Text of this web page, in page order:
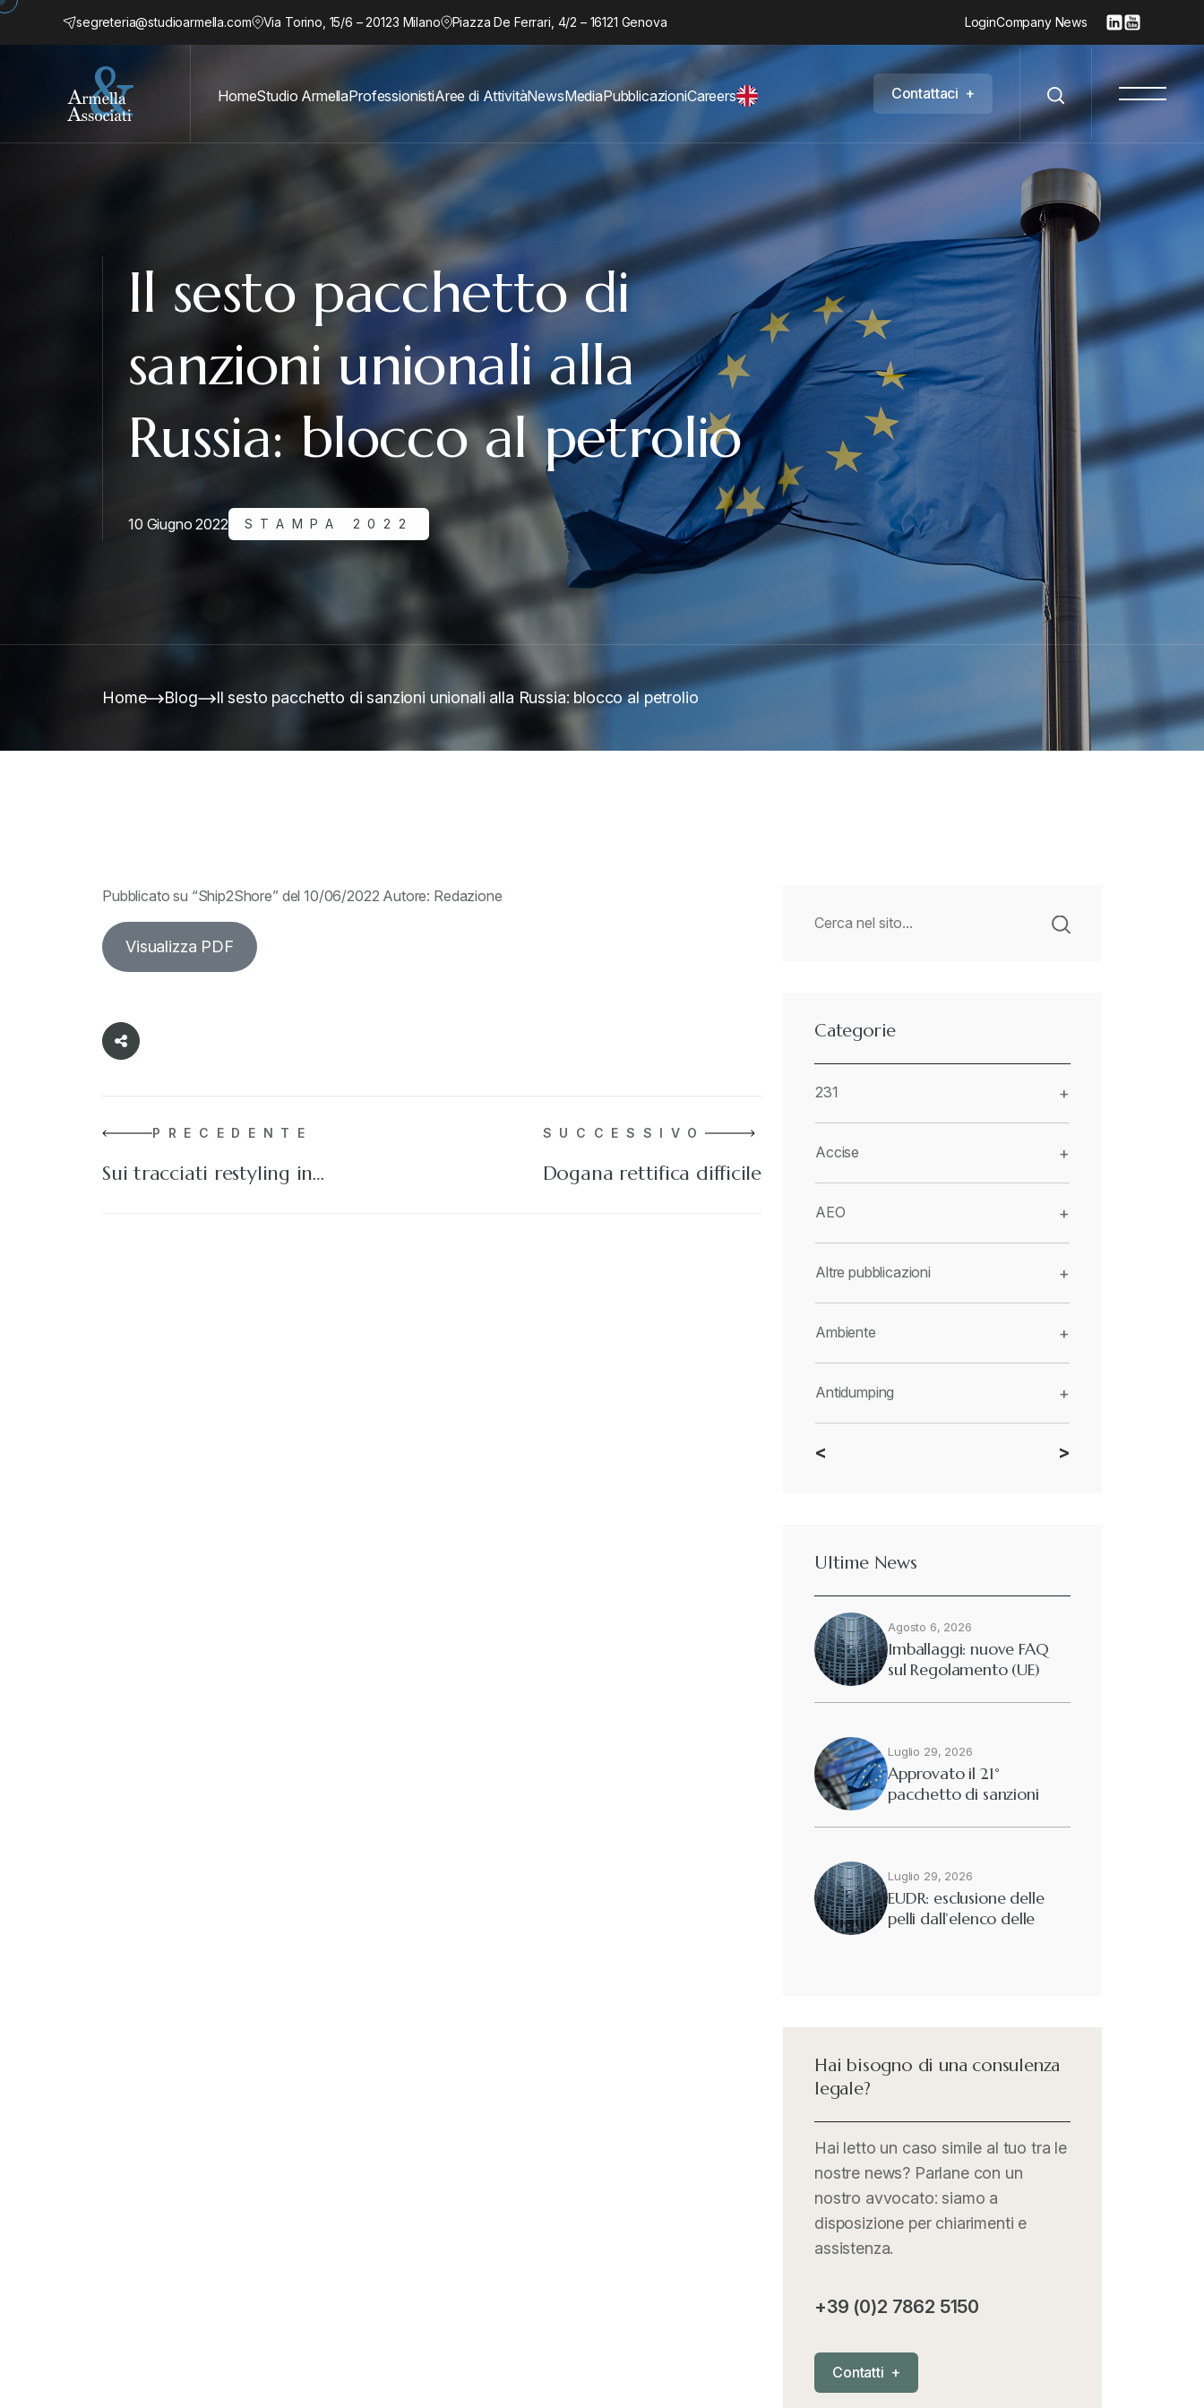
segreteria@studioarmella.com Via Torino, 15/6 – 20123 Milano Piazza De Ferrari, 4/2 – 16121 Genova LoginCompany News
HomeStudio ArmellaProfessionistiAree di AttivitàNewsMediaPubblicazioniCareers Contattaci +
Il sesto pacchetto di
sanzioni unionali alla
Russia: blocco al petrolio
10 Giugno 2022 STAMPA 2022
Home Blog Il sesto pacchetto di sanzioni unionali alla Russia: blocco al petrolio
Pubblicato su “Ship2Shore” del 10/06/2022 Autore: Redazione
Visualizza PDF
PRECEDENTE
Sui tracciati restyling in…
SUCCESSIVO
Dogana rettifica difficile
Categorie
231 +
Accise +
AEO +
Altre pubblicazioni +
Ambiente +
Antidumping +
CBAM +
Deforestazione
Diritto tributario internazionale
Dogane
Eutekne
Fisco e tributi
Guide e Manuali
Iva comunitaria e nazionale
MementoPiù - Giuffré
Nautica
< >
Ultime News
Agosto 6, 2026
Imballaggi: nuove FAQ
sul Regolamento (UE)
Luglio 29, 2026
Approvato il 21°
pacchetto di sanzioni
Luglio 29, 2026
EUDR: esclusione delle
pelli dall’elenco delle
Hai bisogno di una consulenza
legale?
Hai letto un caso simile al tuo tra le
nostre news? Parlane con un
nostro avvocato: siamo a
disposizione per chiarimenti e
assistenza.
+39 (0)2 7862 5150
Contatti +